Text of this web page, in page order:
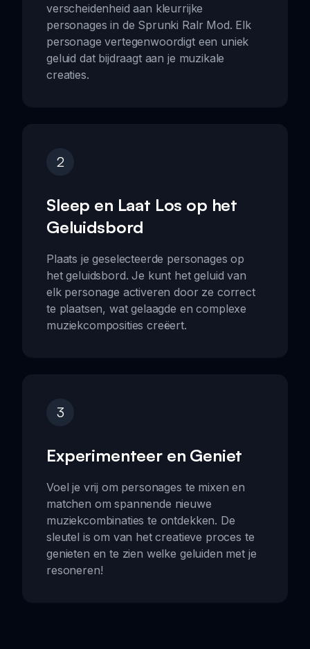
verscheidenheid aan kleurrijke
personages in de Sprunki Ralr Mod. Elk
personage vertegenwoordigt een uniek
geluid dat bijdraagt aan je muzikale
creaties.
2
Sleep en Laat Los op het
Geluidsbord
Plaats je geselecteerde personages op
het geluidsbord. Je kunt het geluid van
elk personage activeren door ze correct
te plaatsen, wat gelaagde en complexe
muziekcomposities creëert.
3
Experimenteer en Geniet
Voel je vrij om personages te mixen en
matchen om spannende nieuwe
muziekcombinaties te ontdekken. De
sleutel is om van het creatieve proces te
genieten en te zien welke geluiden met je
resoneren!